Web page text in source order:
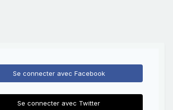
Se connecter avec Facebook
Se connecter avec Twitter